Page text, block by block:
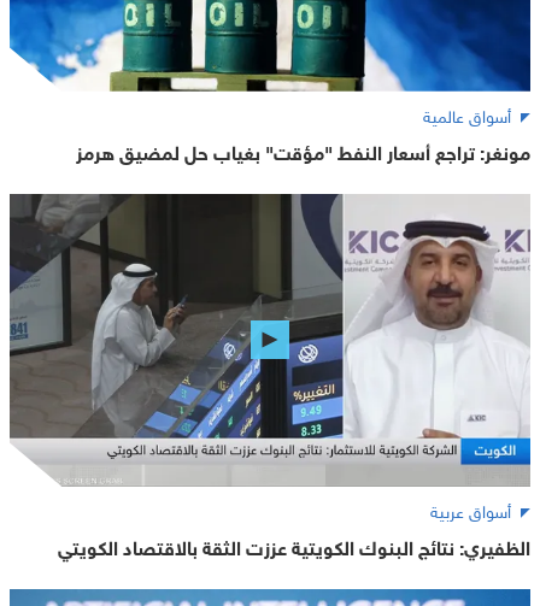
أسواق عالمية
مونغر: تراجع أسعار النفط "مؤقت" بغياب حل لمضيق هرمز
أسواق عربية
الظفيري: نتائج البنوك الكويتية عززت الثقة بالاقتصاد الكويتي